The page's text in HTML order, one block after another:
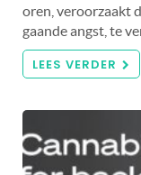
oren, veroorzaakt
gaande angst, te
LEES VERDER